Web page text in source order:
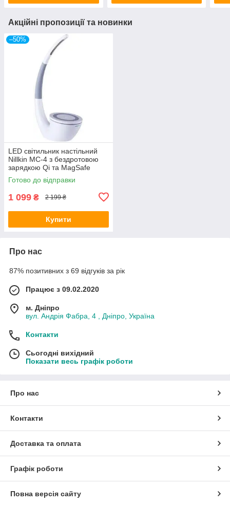
Акційні пропозиції та новинки
–50%
LED світильник настільний
Nillkin MC-4 з бездротовою
зарядкою Qi та MagSafe
кріпленням для iPhone нічник
LED лампа
Готово до відправки
1 099 ₴ 2 199 ₴
Купити
Про нас
87% позитивних з 69 відгуків за рік
Працює з 09.02.2020
м. Дніпро
вул. Андрія Фабра, 4 , Дніпро, Україна
Контакти
Сьогодні вихідний
Показати весь графік роботи
Про нас
Контакти
Доставка та оплата
Графік роботи
Повна версія сайту